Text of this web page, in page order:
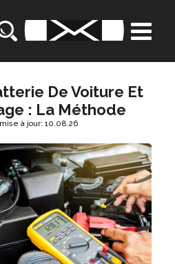
De Voiture Et
: La Méthode
à jour: 10.08.26